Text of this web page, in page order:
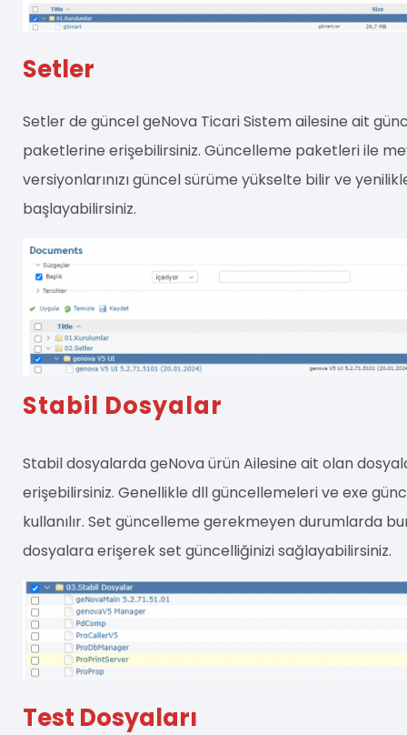
Setler
Setler de güncel geNova Ticari Sistem ailesine ait
paketlerine erişebilirsiniz. Güncelleme paketleri ile
versiyonlarınızı güncel sürüme yükselte bilir ve
başlayabilirsiniz.
Stabil Dosyalar
Stabil dosyalarda geNova ürün Ailesine ait olan
erişebilirsiniz. Genellikle dll güncellemeleri ve exe
kullanılır. Set güncelleme gerekmeyen durumlarda
dosyalara erişerek set güncelliğinizi sağlayabilirsiniz.
Test Dosyaları